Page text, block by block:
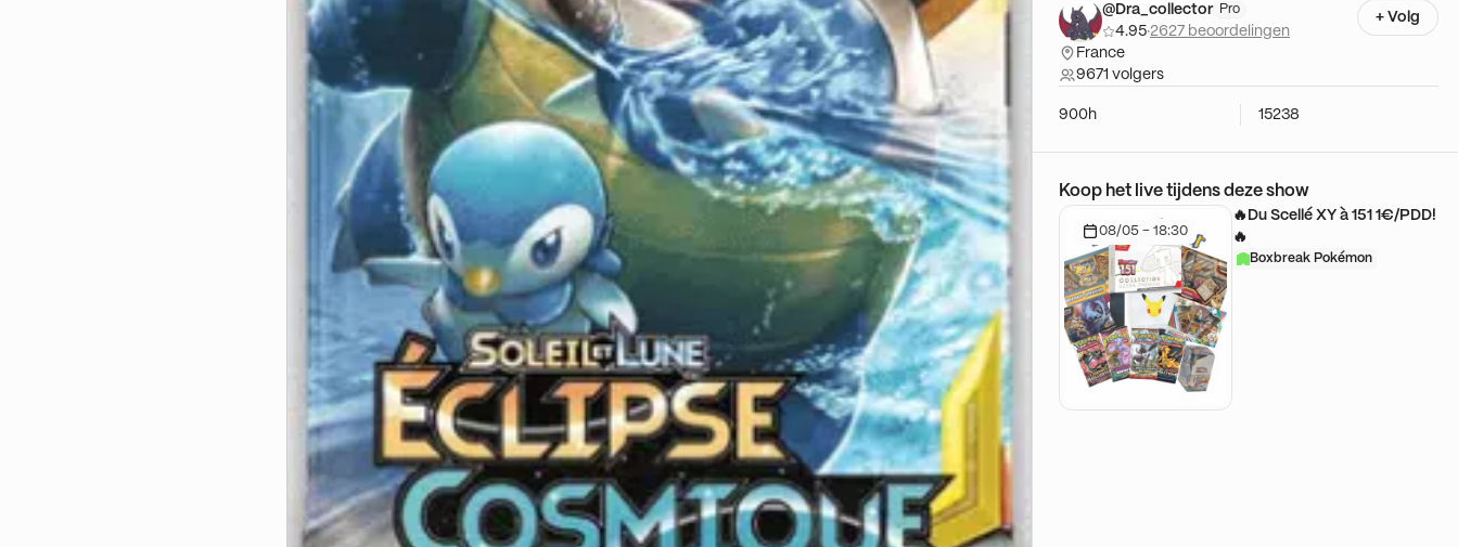
@Dra_collector Pro
4.95·2627 beoordelingen
France
9671 volgers
+ Volg
900h 15238
Koop het live tijdens deze show
08/05 - 18:30
🔥Du Scellé XY à 151 1€/PDD!
🔥
Boxbreak Pokémon